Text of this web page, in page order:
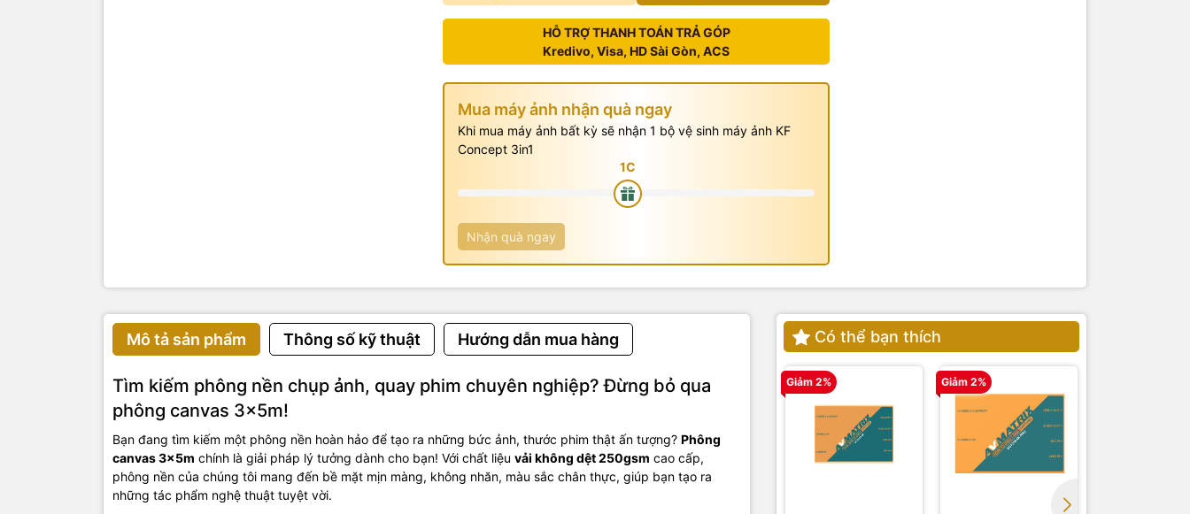
HỖ TRỢ THANH TOÁN TRẢ GÓP
Kredivo, Visa, HD Sài Gòn, ACS
Mua máy ảnh nhận quà ngay
Khi mua máy ảnh bất kỳ sẽ nhận 1 bộ vệ sinh máy ảnh KF
Concept 3in1
Nhận quà ngay
Mô tả sản phẩm Thông số kỹ thuật Hướng dẫn mua hàng
Tìm kiếm phông nền chụp ảnh, quay phim chuyên nghiệp? Đừng bỏ qua
phông canvas 3x5m!
Bạn đang tìm kiếm một phông nền hoàn hảo để tạo ra những bức ảnh, thước phim thật ấn tượng? Phông
canvas 3x5m chính là giải pháp lý tưởng dành cho bạn! Với chất liệu vải không dệt 250gsm cao cấp,
phông nền của chúng tôi mang đến bề mặt mịn màng, không nhăn, màu sắc chân thực, giúp bạn tạo ra
những tác phẩm nghệ thuật tuyệt vời.
Có thể bạn thích
Giảm 2% Giảm 2%